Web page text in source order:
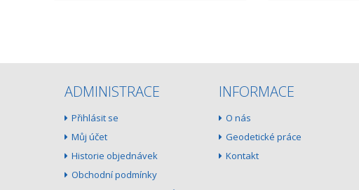
ADMINISTRACE
Přihlásit se
Můj účet
Historie objednávek
Obchodní podmínky
INFORMACE
O nás
Geodetické práce
Kontakt